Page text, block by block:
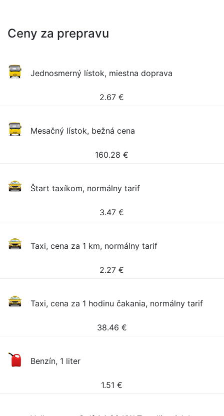
Ceny za prepravu
Jednosmerný lístok, miestna doprava
2.67 €
Mesačný lístok, bežná cena
160.28 €
Štart taxíkom, normálny tarif
3.47 €
Taxi, cena za 1 km, normálny tarif
2.27 €
Taxi, cena za 1 hodinu čakania, normálny tarif
38.46 €
Benzín, 1 liter
1.51 €